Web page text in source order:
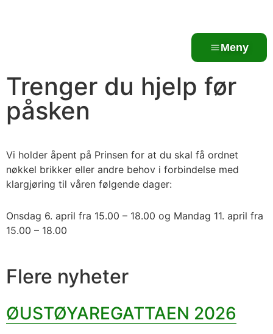
Meny
Trenger du hjelp før
påsken
Vi holder åpent på Prinsen for at du skal få ordnet
nøkkel brikker eller andre behov i forbindelse med
klargjøring til våren følgende dager:
Onsdag 6. april fra 15.00 – 18.00 og Mandag 11. april fra
15.00 – 18.00
Flere nyheter
ØUSTØYAREGATTAEN 2026